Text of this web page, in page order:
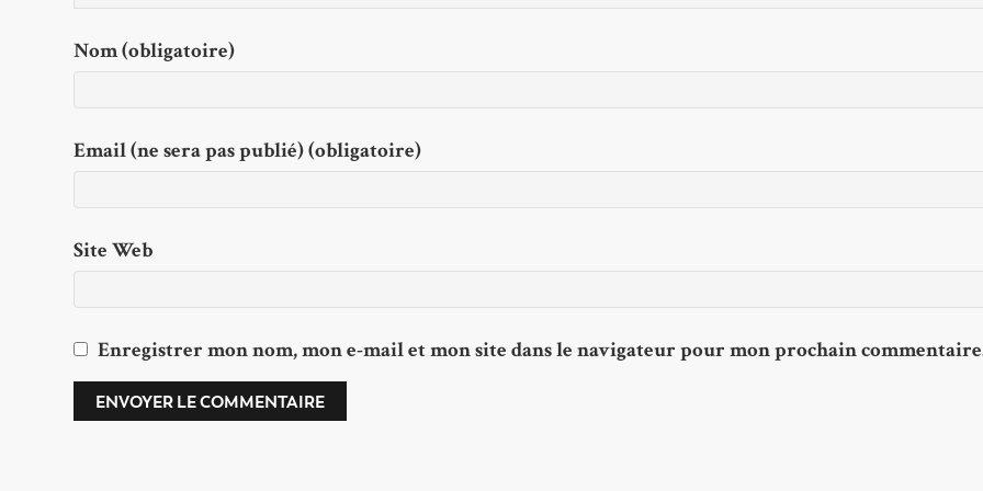
Nom (obligatoire)
Email (ne sera pas publié) (obligatoire)
Site Web
Enregistrer mon nom, mon e-mail et mon site dans le navigateur pour mon prochain